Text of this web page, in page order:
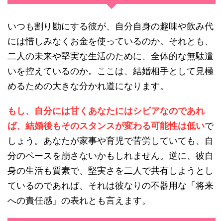
いつも割り勘にする彼が、自分自身の趣味や飲み代
には惜しみなくお金を使っているのか。それとも、
二人の未来や堅実な生活のために、全体的な無駄遣
いを控えているのか。ここは、結婚相手として見極
めるための大きな分かれ道になります。
もし、自分には甘くあなたにはシビアなのであれ
ば、結婚後もそのスタンスが変わる可能性は低いで
しょう。あなたが家事や育児で苦労していても、自
分のペースを崩さないかもしれません。逆に、彼自
身の生活も質素で、堅実さを二人で共有しようとし
ているのであれば、それは彼なりの不器用な「将来
への責任感」の表れとも言えます。